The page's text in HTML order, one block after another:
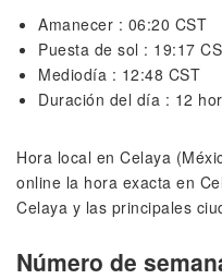
Amanecer : 06:20 CST
Puesta de sol : 19:17
Mediodía : 12:48 CST
Duración del día : 12
Hora local en Celaya
online la hora exacta en
Celaya y las principales
Número de